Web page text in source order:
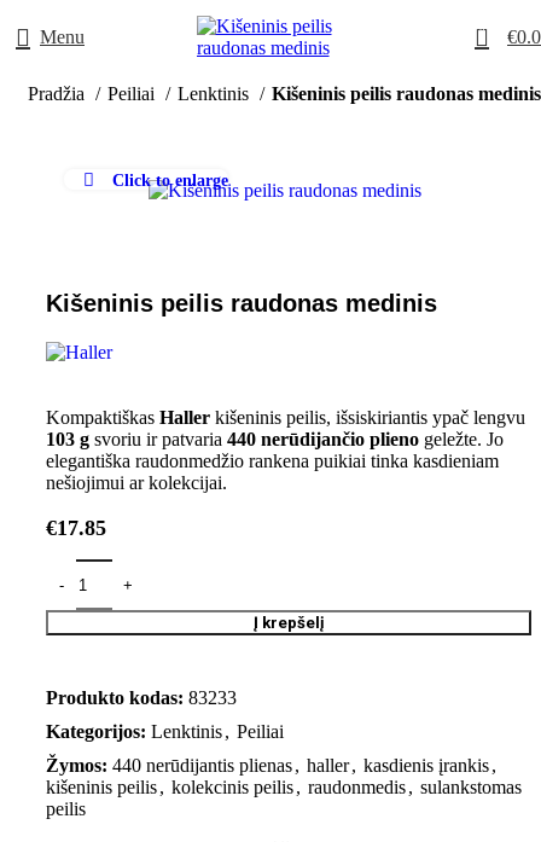
Menu 0 €
Pradžia Peiliai Lenktinis Kišeninis peilis raudonas medinis
Click to enlarge
Kišeninis peilis raudonas medinis
Kompaktiškas Haller kišeninis peilis, išsiskiriantis ypač lengvu
103 g svoriu ir patvaria 440 nerūdijančio plieno geležte. Jo
elegantiška raudonmedžio rankena puikiai tinka kasdieniam
nešiojimui ar kolekcijai.
€17.85
Į krepšelį
Produkto kodas: 83233
Kategorijos: Lenktinis, Peiliai
Žymos: 440 nerūdijantis plienas, haller, kasdienis įrankis,
kišeninis peilis, kolekcinis peilis, raudonmedis, sulankstomas
peilis